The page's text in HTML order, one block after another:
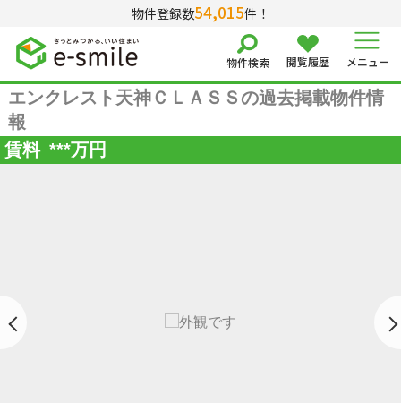
物件登録数54,015件！
物件検索 閲覧履歴 メニュー
エンクレスト天神ＣＬＡＳＳの過去掲載物件情
報
賃料 ***万円